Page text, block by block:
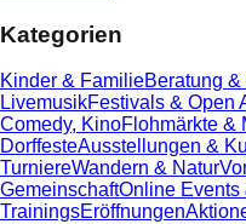
Kategorien
Kinder & FamilieBeratung
LivemusikFestivals & Open
Comedy, KinoFlohmärkte &
DorffesteAusstellungen &
TurniereWandern & Natur
GemeinschaftOnline Events
TrainingsEröffnungen